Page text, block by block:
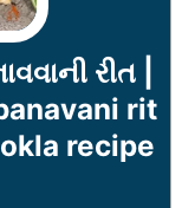
રીત |
rit
recipe